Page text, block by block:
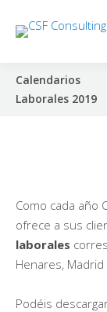
Calendarios
Laborales 2019
Como cada año
ofrece a sus
laborales
Henares, Madrid
Podéis